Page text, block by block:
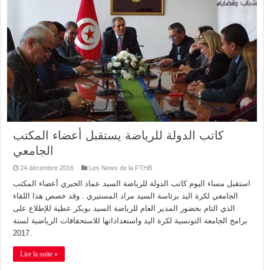
كاتب الدولة للرياضة يستقبل أعضاء المكتب
الجامعي
24 décembre 2016 Les News de la FTHB
استقبل مساء اليوم كاتب الدولة للرياضة السيد عماد الجبري أعضاء المكتب
الجامعي لكرة اليد برئاسة السيد مراد المستيري . وقد خصص هذا اللقاء
الذي التام بحضور المدير العام للرياضة السيد بوبكر عطية للإطلاع على
برامج الجامعة التونسية لكرة اليد واستعداداتها للاستحقاقات الرياضية لسنة
2017.
Lire la suite »